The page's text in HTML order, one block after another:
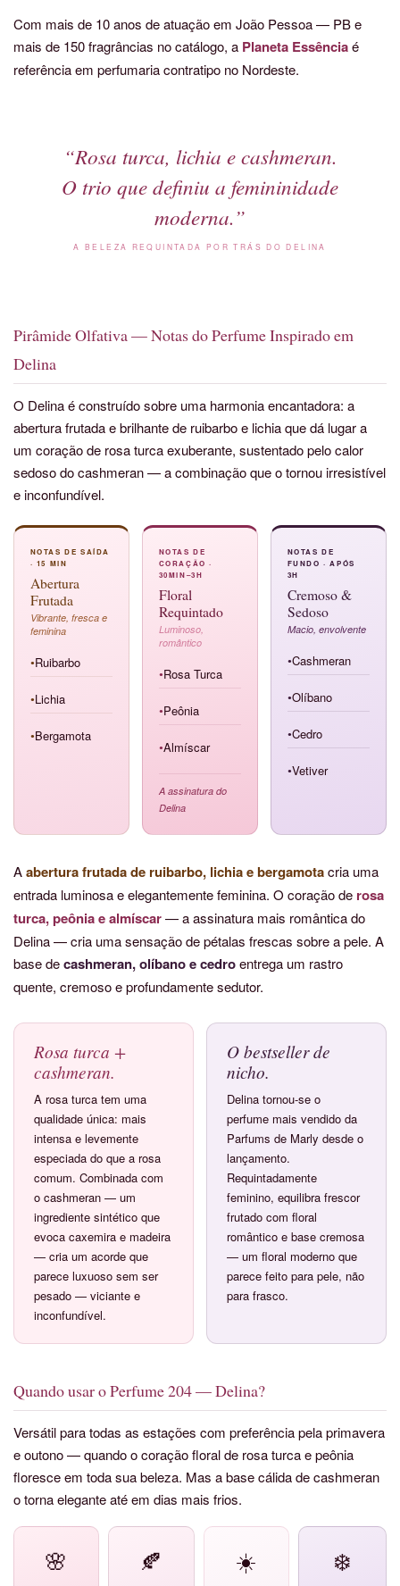
Com mais de 10 anos de atuação em João Pessoa — PB e
mais de 150 fragrâncias no catálogo, a Planeta Essênciaé
referência em perfumaria contratipo no Nordeste.
“Rosa turca, lichia e cashmeran.
O trio quedefiniu a femininidade
moderna.”
A BELEZA REQUINTADA POR TRÁS DO DELINA
Pirâmide Olfativa — Notas do Perfume Inspirado em
Delina
O Delina é construído sobre uma harmonia encantadora: a
abertura frutada e brilhante de ruibarbo e lichia que dá lugar a
um coração de rosa turca exuberante, sustentado pelo calor
sedoso do cashmeran — a combinação que o tornou irresistível
e inconfundível.
NOTAS DE SAÍDA
· 15 MIN
Abertura
Frutada
Vibrante, fresca e
feminina
●Ruibarbo
●Lichia
●Bergamota
NOTAS DE
CORAÇÃO ·
30MIN–3H
Floral
Requintado
Luminoso,
romântico
●Rosa Turca
●Peônia
●Almíscar
A assinatura do
Delina
NOTAS DE
FUNDO · APÓS
3H
Cremoso &
Sedoso
Macio, envolvente
●Cashmeran
●Olíbano
●Cedro
●Vetiver
Aabertura frutada de ruibarbo, lichia e bergamotacria uma
entrada luminosa e elegantemente feminina. O coração de rosa
turca, peônia e almíscar— a assinatura mais romântica do
Delina — cria uma sensação de pétalas frescas sobre a pele. A
base decashmeran, olíbano e cedroentrega um rastro
quente, cremoso e profundamente sedutor.
Rosa turca +
cashmeran.
A rosa turca tem uma
qualidade única: mais
intensa e levemente
especiada do que a rosa
comum. Combinada com
o cashmeran — um
ingrediente sintético que
evoca caxemira e madeira
— cria um acorde que
parece luxuoso sem ser
pesado — viciante e
inconfundível.
O bestseller de
nicho.
Delina tornou-se o
perfume mais vendido da
Parfums de Marly desde o
lançamento.
Requintadamente
feminino, equilibra frescor
frutado com floral
romântico e base cremosa
— um floral moderno que
parece feito para pele, não
para frasco.
Quando usar o Perfume 204 — Delina?
Versátil para todas as estações com preferência pela primavera
e outono — quando o coração floral de rosa turca e peônia
floresce em toda sua beleza. Mas a base cálida de cashmeran
o torna elegante até em dias mais frios.
🌸 🍂 ☀️ ❄️